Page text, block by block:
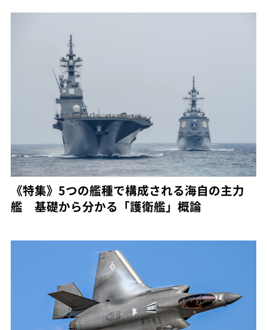
《特集》5つの艦種で構成される海自の主力
艦 基礎から分かる「護衛艦」概論